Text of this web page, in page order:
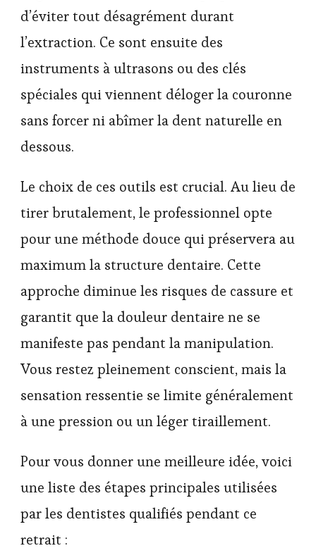
d’éviter tout désagrément durant
l’extraction. Ce sont ensuite des
instruments à ultrasons ou des clés
spéciales qui viennent déloger la couronne
sans forcer ni abîmer la dent naturelle en
dessous.
Le choix de ces outils est crucial. Au lieu de
tirer brutalement, le professionnel opte
pour une méthode douce qui préservera au
maximum la structure dentaire. Cette
approche diminue les risques de cassure et
garantit que la douleur dentaire ne se
manifeste pas pendant la manipulation.
Vous restez pleinement conscient, mais la
sensation ressentie se limite généralement
à une pression ou un léger tiraillement.
Pour vous donner une meilleure idée, voici
une liste des étapes principales utilisées
par les dentistes qualifiés pendant ce
retrait :